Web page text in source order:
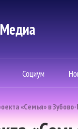
Социум
«Семья» в